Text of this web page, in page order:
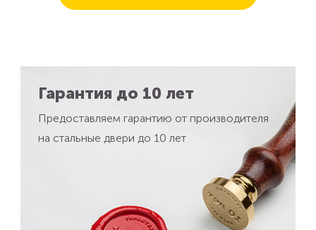
Гарантия до 10 лет
Предоставляем гарантию от производителя
на стальные двери до 10 лет